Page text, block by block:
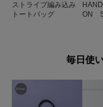
ストライプ編み込み
トートバッグ
ON
毎日使